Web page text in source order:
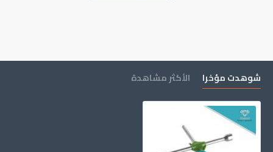
شوهدت مؤخرا الأكثر مشاهدة